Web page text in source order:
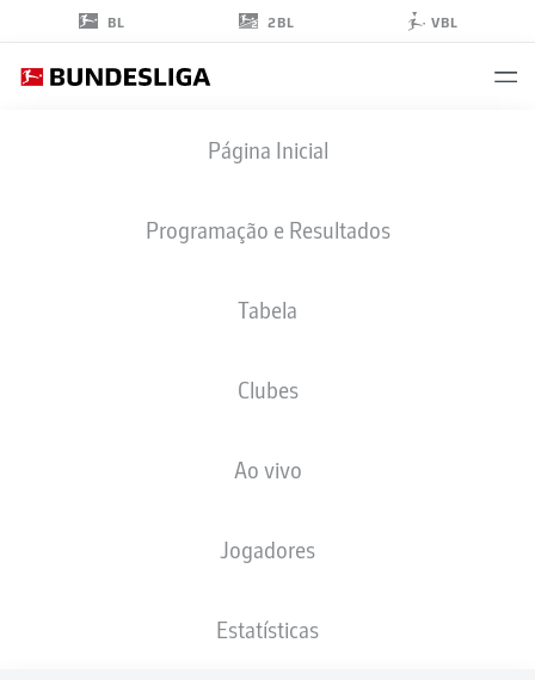
BL 2BL VBL
Página Inicial
Programação e Resultados
Tabela
Clubes
Ao vivo
Jogadores
Estatísticas